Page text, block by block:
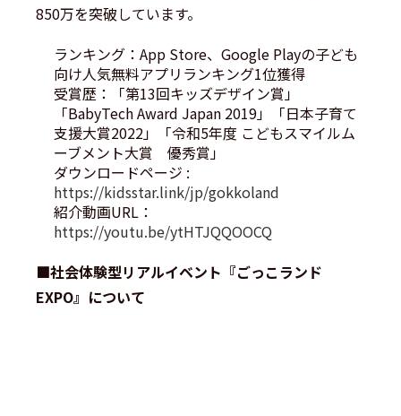
850万を突破しています。
ランキング：App Store、Google Playの子ども
向け人気無料アプリランキング1位獲得
受賞歴：「第13回キッズデザイン賞」
「BabyTech Award Japan 2019」「日本子育て
支援大賞2022」「令和5年度 こどもスマイルム
ーブメント大賞 優秀賞」
ダウンロードページ :
https://kidsstar.link/jp/gokkoland
紹介動画URL：
https://youtu.be/ytHTJQQOOCQ
■社会体験型リアルイベント『ごっこランド
EXPO』について